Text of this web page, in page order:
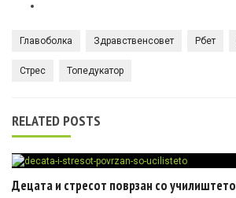
Главоболка Здравственсовет Рбет
Стрес Топедукатор
RELATED POSTS
Децата и стресот поврзан со училиштето